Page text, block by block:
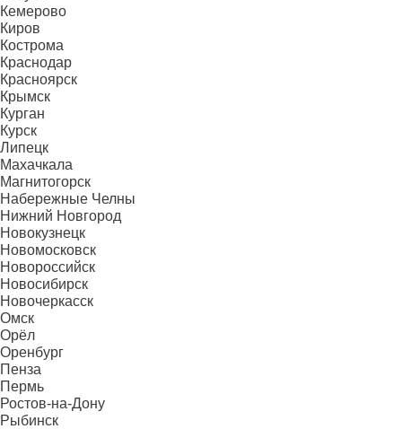
Кемерово
Киров
Кострома
Краснодар
Красноярск
Крымск
Курган
Курск
Липецк
Махачкала
Магнитогорск
Набережные Челны
Нижний Новгород
Новокузнецк
Новомосковск
Новороссийск
Новосибирск
Новочеркасск
Омск
Орёл
Оренбург
Пенза
Пермь
Ростов-на-Дону
Рыбинск